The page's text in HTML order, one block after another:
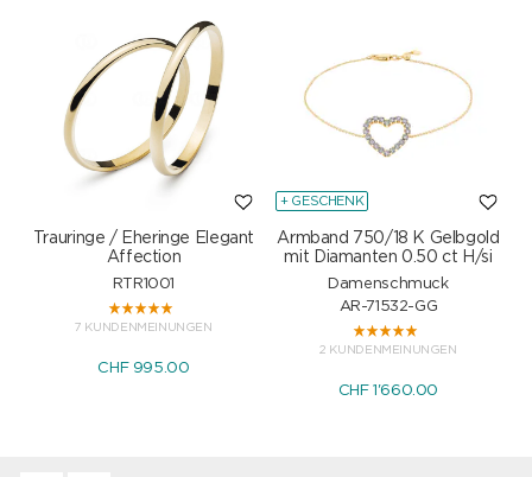
Trauringe / Eheringe Elegant
Affection
RTR1001
7 KUNDENMEINUNGEN
CHF 995.00
+ GESCHENK
Armband 750/18 K Gelbgold
mit Diamanten 0.50 ct H/si
Damenschmuck
AR-71532-GG
2 KUNDENMEINUNGEN
CHF 1'660.00